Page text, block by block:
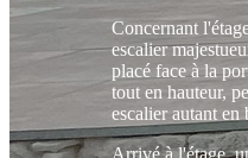
Concernant
escalier
placé face à la
tout en hauteur,
escalier autant en